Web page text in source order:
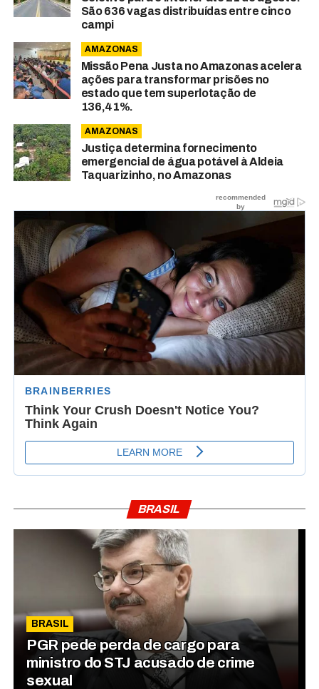
São 636 vagas distribuídas entre cinco
campi
AMAZONAS
Missão Pena Justa no Amazonas acelera
ações para transformar prisões no
estado que tem superlotação de
136,41%.
AMAZONAS
Justiça determina fornecimento
emergencial de água potável à Aldeia
Taquarizinho, no Amazonas
BRASIL
BRASIL
PGR pede perda de cargo para
ministro do STJ acusado de crime
sexual